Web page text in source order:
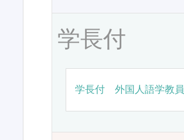
学長付
学長付 外国人語学教員